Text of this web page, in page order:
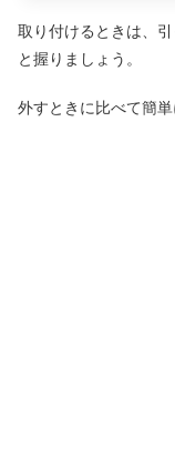
取り付けるときは、
と握りましょう。
外すときに比べて簡